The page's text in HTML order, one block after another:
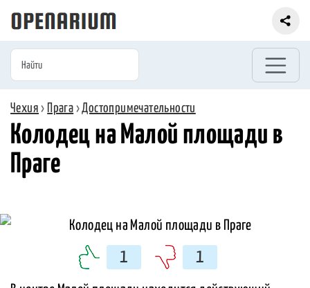
Чехия › Прага ›Достопримечательности
Колодец на Малой площади в
Праге
1 1